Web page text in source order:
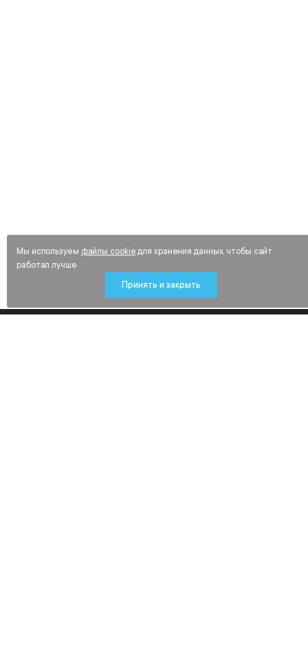
Мы используем файлы cookie для хранения данных, чтобы сайт
работал лучше
Принять и закрыть